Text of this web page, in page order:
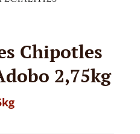
Chipotles
2,75kg